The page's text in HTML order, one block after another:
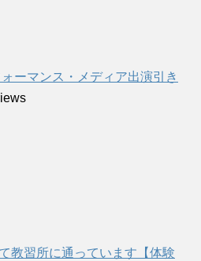
ーマンス・メディア出演引き
教習所に通っています【体験